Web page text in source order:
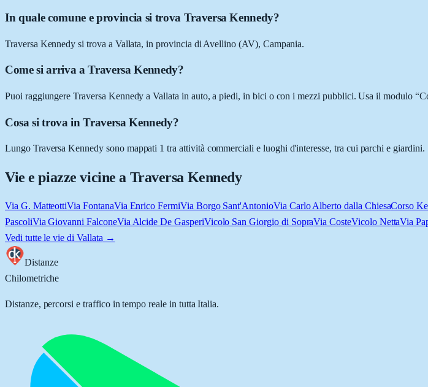
In quale comune e provincia si trova Traversa Kennedy?
Traversa Kennedy si trova a Vallata, in provincia di Avellino (AV), Campania.
Come si arriva a Traversa Kennedy?
Puoi raggiungere Traversa Kennedy a Vallata in auto, a piedi, in bici o con i mezzi pubblici. Usa il modulo
Cosa si trova in Traversa Kennedy?
Lungo Traversa Kennedy sono mappati 1 tra attività commerciali e luoghi d'interesse, tra cui parchi e giardini.
Vie e piazze vicine a Traversa Kennedy
Via G. MatteottiVia FontanaVia Enrico FermiVia Borgo Sant'AntonioVia Carlo Alberto dalla ChiesaCorso
PascoliVia Giovanni FalconeVia Alcide De GasperiVicolo San Giorgio di SopraVia CosteVicolo NettaVia
Vedi tutte le vie di Vallata →
Distanze
Chilometriche
Distanze, percorsi e traffico in tempo reale in tutta Italia.